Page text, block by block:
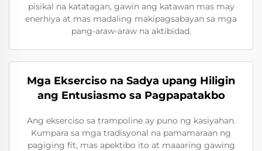
pisikal na katatagan, gawin ang katawan mas may
enerhiya at mas madaling makipagsabayan sa mga
pang-araw-araw na aktibidad.
Mga Ekserciso na Sadya upang Hiligin
ang Entusiasmo sa Pagpapatakbo
Ang ekserciso sa trampoline ay puno ng kasiyahan.
Kumpara sa mga tradisyonal na pamamaraan ng
pagiging fit, mas apektibo ito at maaaring gawing